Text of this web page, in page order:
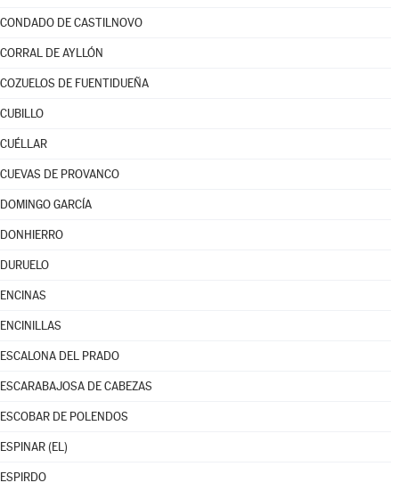
CONDADO DE CASTILNOVO
CORRAL DE AYLLÓN
COZUELOS DE FUENTIDUEÑA
CUBILLO
CUÉLLAR
CUEVAS DE PROVANCO
DOMINGO GARCÍA
DONHIERRO
DURUELO
ENCINAS
ENCINILLAS
ESCALONA DEL PRADO
ESCARABAJOSA DE CABEZAS
ESCOBAR DE POLENDOS
ESPINAR (EL)
ESPIRDO